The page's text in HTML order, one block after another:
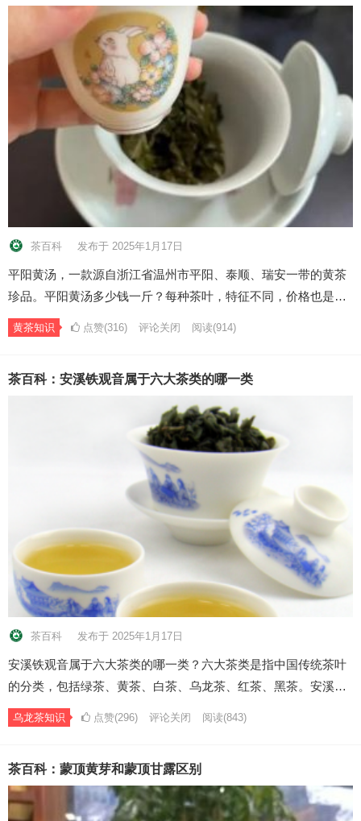
茶百科 发布于 2025年1月17日
平阳黄汤，一款源自浙江省温州市平阳、泰顺、瑞安一带的黄茶
珍品。平阳黄汤多少钱一斤？每种茶叶，特征不同，价格也是…
黄茶知识 点赞(316) 评论关闭 阅读(914)
茶百科：安溪铁观音属于六大茶类的哪一类
茶百科 发布于 2025年1月17日
安溪铁观音属于六大茶类的哪一类？六大茶类是指中国传统茶叶
的分类，包括绿茶、黄茶、白茶、乌龙茶、红茶、黑茶。安溪…
乌龙茶知识 点赞(296) 评论关闭 阅读(843)
茶百科：蒙顶黄芽和蒙顶甘露区别